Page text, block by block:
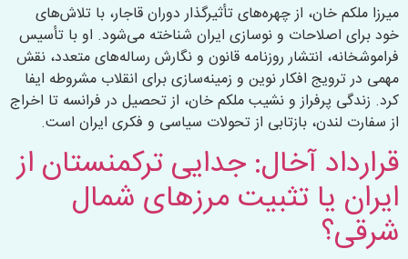
میرزا ملکم خان، از چهره‌های تأثیرگذار دوران قاجار، با تلاش‌های
خود برای اصلاحات و نوسازی ایران شناخته می‌شود. او با تأسیس
فراموشخانه، انتشار روزنامه قانون و نگارش رساله‌های متعدد، نقش
مهمی در ترویج افکار نوین و زمینه‌سازی برای انقلاب مشروطه ایفا
کرد. زندگی پرفراز و نشیب ملکم خان، از تحصیل در فرانسه تا اخراج
از سفارت لندن، بازتابی از تحولات سیاسی و فکری ایران است.
قرارداد آخال: جدایی ترکمنستان از
ایران یا تثبیت مرزهای شمال
شرقی؟